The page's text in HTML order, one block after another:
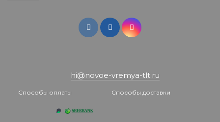
hi@novoe-vremya-tlt.ru
Способы оплаты Способы доставки